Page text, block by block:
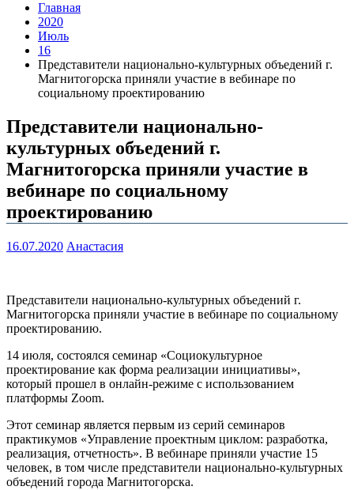
Главная
2020
Июль
16
Представители национально-культурных объедений г.
Магнитогорска приняли участие в вебинаре по
социальному проектированию
Представители национально-
культурных объедений г.
Магнитогорска приняли участие в
вебинаре по социальному
проектированию
16.07.2020 Анастасия
Представители национально-культурных объедений г.
Магнитогорска приняли участие в вебинаре по социальному
проектированию.
14 июля, состоялся семинар «Социокультурное
проектирование как форма реализации инициативы»,
который прошел в онлайн-режиме с использованием
платформы Zoom.
Этот семинар является первым из серий семинаров
практикумов «Управление проектным циклом: разработка,
реализация, отчетность». В вебинаре приняли участие 15
человек, в том числе представители национально-культурных
объедений города Магнитогорска.